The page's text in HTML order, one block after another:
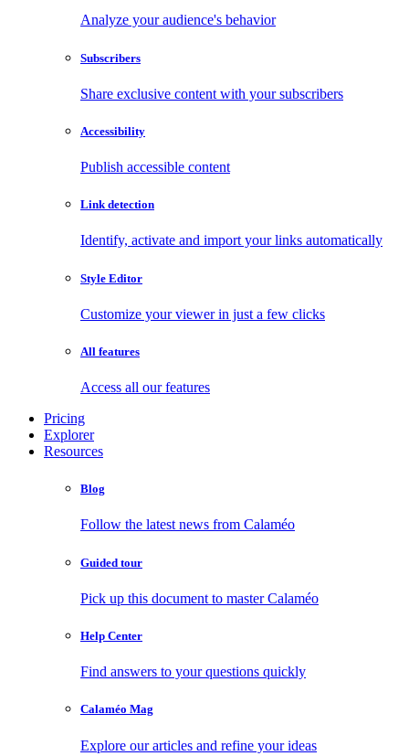
Analyze your audience's behavior
Subscribers
Share exclusive content with your subscribers
Accessibility
Publish accessible content
Link detection
Identify, activate and import your links automatically
Style Editor
Customize your viewer in just a few clicks
All features
Access all our features
Pricing
Explorer
Resources
Blog
Follow the latest news from Calaméo
Guided tour
Pick up this document to master Calaméo
Help Center
Find answers to your questions quickly
Calaméo Mag
Explore our articles and refine your ideas